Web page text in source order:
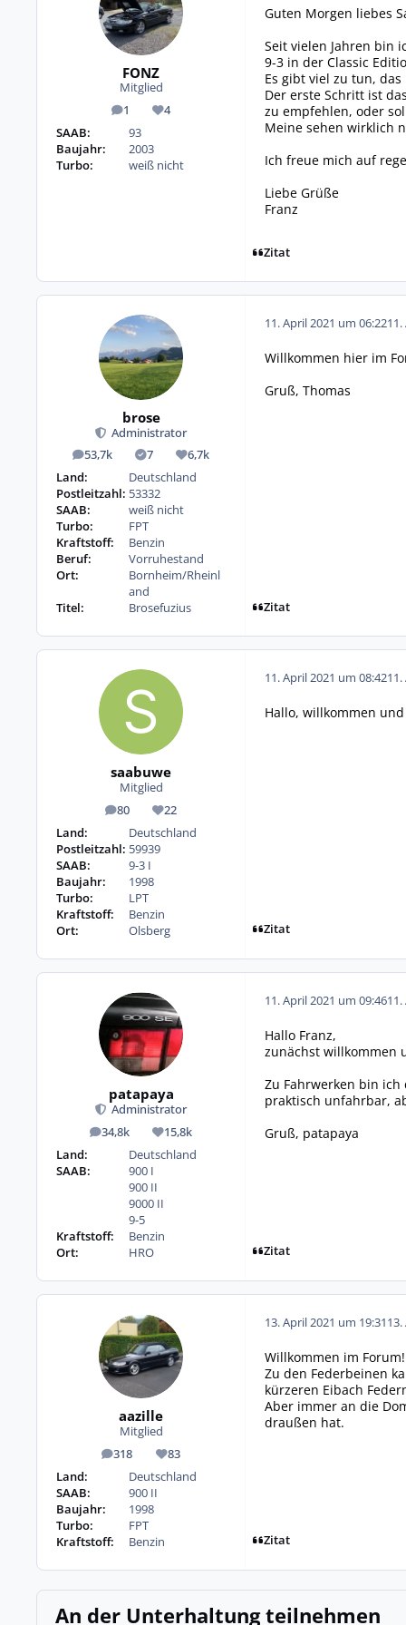
FONZ
Mitglied
1
Beiträge4
Reputation
SAAB:
93
Baujahr:
2003
Turbo:
weiß nicht
Guten Morgen liebes
Seit vielen Jahren bin
9-3 in der Classic
Es gibt viel zu tun,
Der erste Schritt ist
zu empfehlen, oder
Meine sehen wirklich
Ich freue mich auf
Liebe Grüße
Franz
Zitat
brose
Administrator
53,7k
Beiträge 7
Lösungen6,7k
Reputation
Land:
Deutschland
Postleitzahl: 53332
SAAB:
weiß nicht
Turbo:
FPT
Kraftstoff:
Benzin
Beruf:
Vorruhestand
Ort:
Bornheim/Rheinl
and
Titel:
Brosefuzius
11. April 2021 um 06:22
Willkommen hier im
Gruß, Thomas
Zitat
saabuwe
Mitglied
80
Beiträge 22
Reputation
Land:
Deutschland
Postleitzahl: 59939
SAAB:
9-3 I
Baujahr:
1998
Turbo:
LPT
Kraftstoff:
Benzin
Ort:
Olsberg
11. April 2021 um 08:42
Hallo, willkommen
Zitat
patapaya
Administrator
34,8k
Beiträge 15,8k
Reputation
Land:
Deutschland
SAAB:
900 I
900 II
9000 II
9-5
Kraftstoff:
Benzin
Ort:
HRO
11. April 2021 um 09:46
Hallo Franz,
zunächst willkommen
Zu Fahrwerken bin
praktisch unfahrbar,
Gruß, patapaya
Zitat
aazille
Mitglied
318
Beiträge 83
Reputation
Land:
Deutschland
SAAB:
900 II
Baujahr:
1998
Turbo:
FPT
Kraftstoff:
Benzin
13. April 2021 um 19:31
Willkommen im Forum!
Zu den Federbeinen
kürzeren Eibach
Aber immer an die
draußen hat.
Zitat
An der Unterhaltung teilnehmen